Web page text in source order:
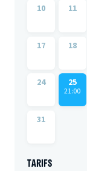
10 11
17 18
24 25
21:00
31
TARIFS